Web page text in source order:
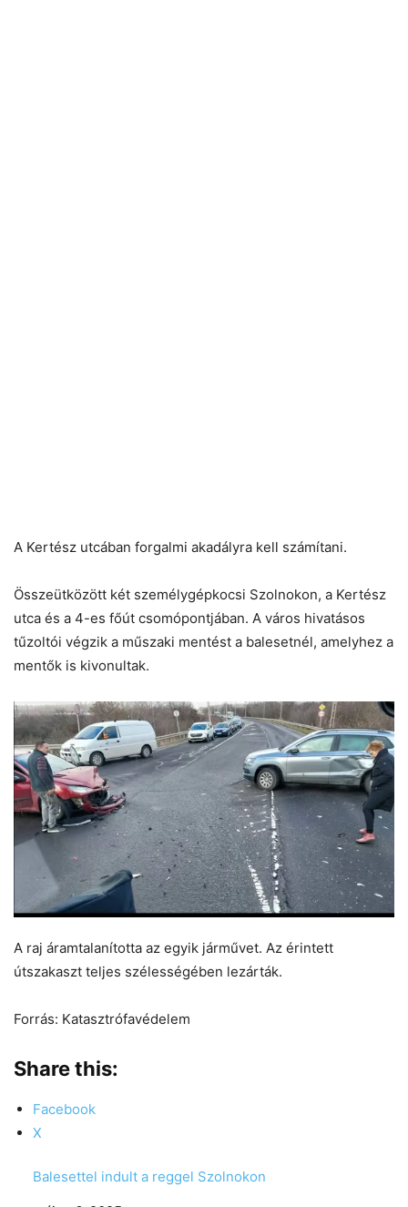
A Kertész utcában forgalmi akadályra kell számítani.
Összeütközött két személygépkocsi Szolnokon, a Kertész
utca és a 4-es főút csomópontjában. A város hivatásos
tűzoltói végzik a műszaki mentést a balesetnél, amelyhez a
mentők is kivonultak.
A raj áramtalanította az egyik járművet. Az érintett
útszakaszt teljes szélességében lezárták.
Forrás: Katasztrófavédelem
Share this:
Facebook
X
Balesettel indult a reggel Szolnokon